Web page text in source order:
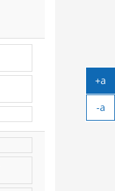
+a
-a